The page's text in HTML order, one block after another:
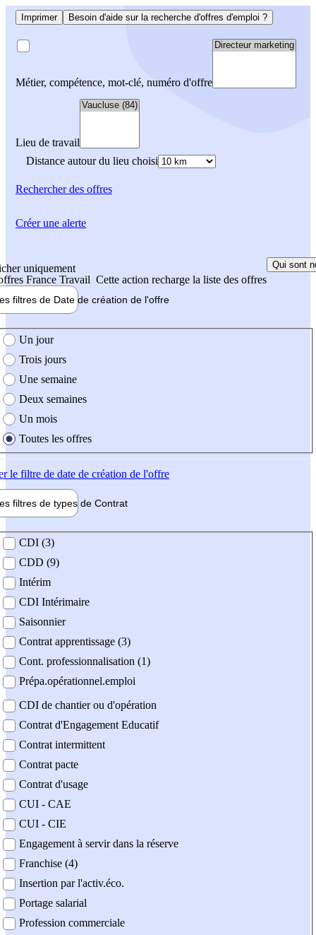
Imprimer Besoin d'aide sur la recherche d'offres d'emploi ?
Métier, compétence, mot-clé, numéro d'offre
Lieu de travail
Distance autour du lieu choisi
Rechercherdes offres
uniquement
France Travail Cette action recharge la liste des offres
Qui sont
filtres de Date de création de l'offre
création de l'offre
Un jour
Trois jours
Une semaine
Deux semaines
Un mois
Toutes les offres
le filtre de date de création de l'offre
filtres de types de Contrat
contrat
CDI (3)
CDD (9)
Intérim
CDI Intérimaire
Saisonnier
Contrat apprentissage (3)
Cont. professionnalisation (1)
Prépa.opérationnel.emploi
CDI de chantier ou d'opération
Contrat d'Engagement Educatif
Contrat intermittent
Contrat pacte
Contrat d'usage
CUI - CAE
CUI - CIE
Engagement à servir dans la réserve
Franchise (4)
Insertion par l'activ.éco.
Portage salarial
Profession commerciale
Créer une alerte